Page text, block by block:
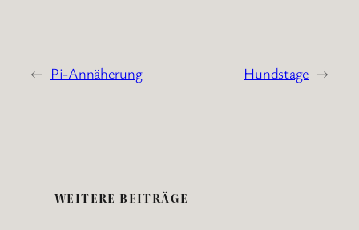
← Pi-Annäherung Hundstage →
WEITERE BEITRÄGE